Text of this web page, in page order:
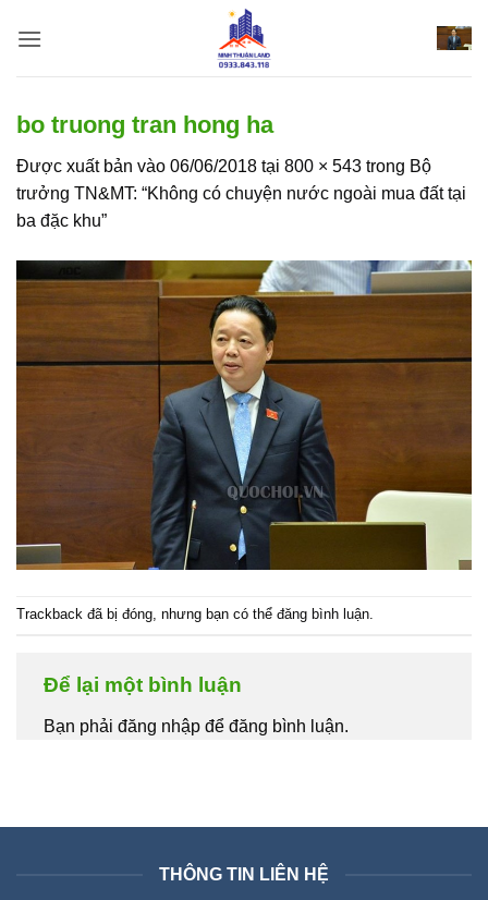
qua
bo truong tran hong ha
Được xuất bản vào 06/06/2018 tại 800 × 543 trong Bộ
trưởng TN&MT: “Không có chuyện nước ngoài mua đất tại
ba đặc khu”
Trackback đã bị đóng, nhưng bạn có thể đăng bình luận.
Để lại một bình luận
Bạn phải đăng nhập để đăng bình luận.
THÔNG TIN LIÊN HỆ